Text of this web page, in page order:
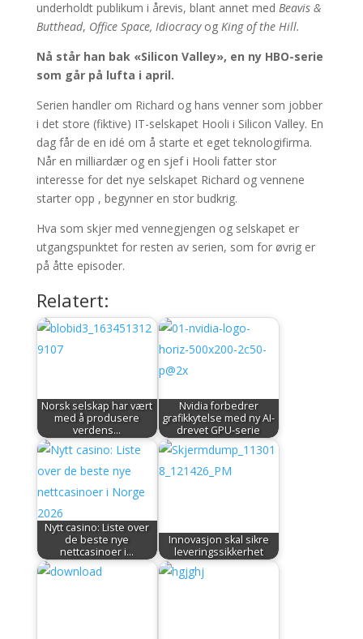
underholdt publikum i årevis, blant annet med Beavis &
Butthead, Office Space, Idiocracyog King of the Hill.
Nå står han bak «Silicon Valley», en ny HBO-serie
som går på lufta i april.
Serien handler om Richard og hans venner som jobber
i det store (fiktive) IT-selskapet Hooli i Silicon Valley. En
dag får de en idé om å starte et eget teknologifirma.
Når en milliardær og en sjef i Hooli fatter stor
interesse for det nye selskapet Richard og vennene
starter opp , begynner en stor budkrig.
Hva som skjer med vennegjengen og selskapet er
utgangspunktet for resten av serien, som for øvrig er
på åtte episoder.
Relatert:
Norsk selskap har vært
med å produsere
verdens…
Nvidia forbedrer
grafikkytelse med ny AI-
drevet GPU-serie
Nytt casino: Liste over
de beste nye
nettcasinoer i…
Innovasjon skal sikre
leveringssikkerhet